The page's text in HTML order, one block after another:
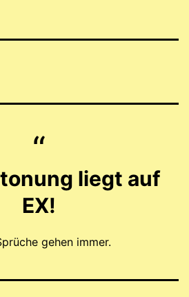
liegt auf
EX!
gehen immer.